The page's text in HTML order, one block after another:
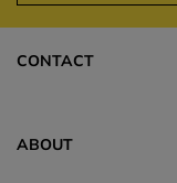
CONTACT
ABOUT